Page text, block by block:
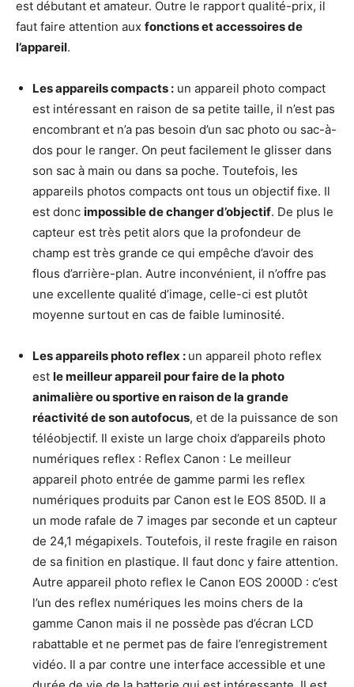
est débutant et amateur. Outre le rapport qualité-prix, il
faut faire attention aux fonctions et accessoires de
l’appareil.
Les appareils compacts : un appareil photo compact
est intéressant en raison de sa petite taille, il n’est pas
encombrant et n’a pas besoin d’un sac photo ou sac-à-
dos pour le ranger. On peut facilement le glisser dans
son sac à main ou dans sa poche. Toutefois, les
appareils photos compacts ont tous un objectif fixe. Il
est donc impossible de changer d’objectif. De plus le
capteur est très petit alors que la profondeur de
champ est très grande ce qui empêche d’avoir des
flous d’arrière-plan. Autre inconvénient, il n’offre pas
une excellente qualité d’image, celle-ci est plutôt
moyenne surtout en cas de faible luminosité.
Les appareils photo reflex : un appareil photo reflex
est le meilleur appareil pour faire de la photo
animalière ou sportive en raison de la grande
réactivité de son autofocus, et de la puissance de son
téléobjectif. Il existe un large choix d’appareils photo
numériques reflex : Reflex Canon : Le meilleur
appareil photo entrée de gamme parmi les reflex
numériques produits par Canon est le EOS 850D. Il a
un mode rafale de 7 images par seconde et un capteur
de 24,1 mégapixels. Toutefois, il reste fragile en raison
de sa finition en plastique. Il faut donc y faire attention.
Autre appareil photo reflex le Canon EOS 2000D : c’est
l’un des reflex numériques les moins chers de la
gamme Canon mais il ne possède pas d’écran LCD
rabattable et ne permet pas de faire l’enregistrement
vidéo. Il a par contre une interface accessible et une